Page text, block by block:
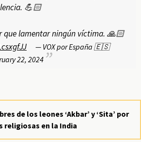
💪🏻
que lamentar ningún víctima. 🙏🏻
— VOX por España 🇪🇸
22, 2024
de los leones ‘Akbar’ y ‘Sita’ por
religiosas en la India